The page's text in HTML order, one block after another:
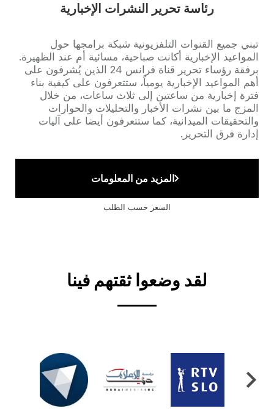
رئاسة تحرير النشرات الإخبارية
Accroche
تبني جميع القنوات التلفزيونية شبكة برامجها حول
المواعيد الإخبارية أكانت صباحية، مسائية أم عند الظهيرة.
برفقة رؤساء تحرير قناة فرانس 24 الذين يُشرفون على
أهم المواعيد الإخبارية يومياً، ستتعرفون على كيفية بناء
فترة إخبارية من ساعتين إلى ثلاث ساعات، من خلال
المزج ما بين نشرات الأخبار والتحليلات والحوارات
والتحقيقات الميدانية، كما ستتعرفون أيضا على آليات
إدارة فرق التحرير.
المزيد من المعلومات
السعر حسب الطلب
لقد وضعوا ثقتهم فينا